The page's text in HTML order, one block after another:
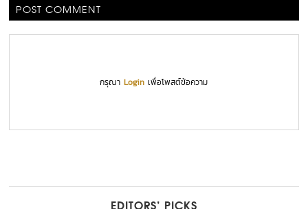
POST COMMENT
กรุณาLogin เพื่อโพสต์ข้อความ